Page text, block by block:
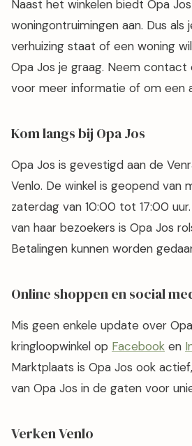
Naast het winkelen biedt Opa
woningontruimingen aan. Dus als
verhuizing staat of een woning
Opa Jos je graag. Neem contact
voor meer informatie of om een
Kom langs bij Opa Jos
Opa Jos is gevestigd aan de
Venlo. De winkel is geopend van
zaterdag van 10:00 tot 17:00
van haar bezoekers is Opa Jos
Betalingen kunnen worden
Online shoppen en social
Mis geen enkele update over
kringloopwinkel op Facebook en
Marktplaats is Opa Jos ook
van Opa Jos in de gaten voor
Verken Venlo